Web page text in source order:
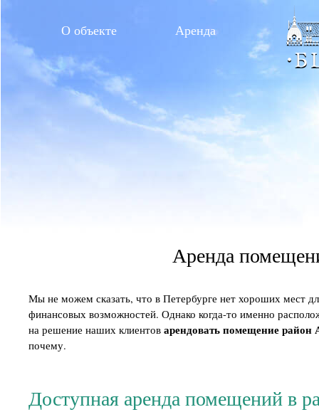
О объекте Аренда
Аренда
Мы не можем сказать, что в Петербурге нет хороших мест
финансовых возможностей. Однако когда-то именно
на решение наших клиентов арендовать помещение район
почему.
Доступная аренда помещений в